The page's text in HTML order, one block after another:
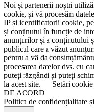
Noi și partenerii noștri
cookie, și vă procesăm
IP și identificatorii cookie,
și conținutul în funcție de
anunțurilor și a conținutului
publicul care a văzut
pentru a vă da
procesarea datelor dvs. cu
puteți răzgândi și puteți
la acest site.
Setări cookie
DE ACORD
Politica de confidențialitate